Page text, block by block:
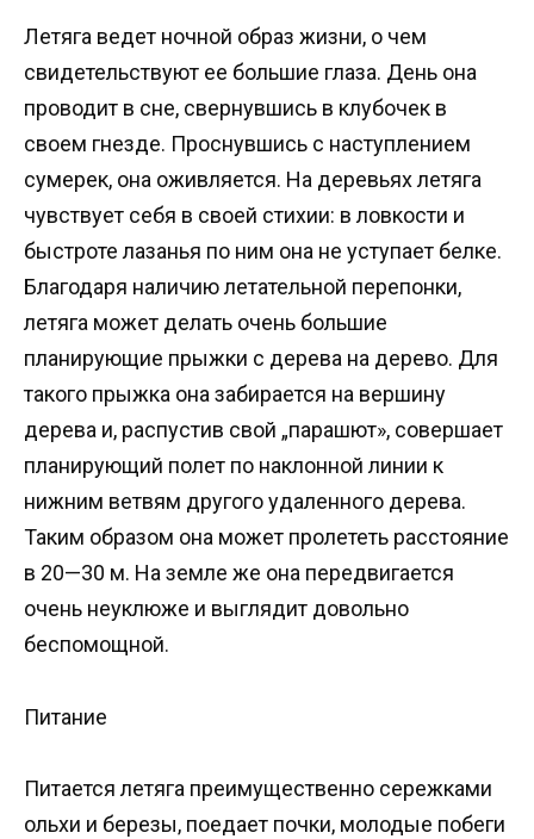
Летяга ведет ночной образ жизни, о чем
свидетельствуют ее большие глаза. День она
проводит в сне, свернувшись в клубочек в
своем гнезде. Проснувшись с наступлением
сумерек, она оживляется. На деревьях летяга
чувствует себя в своей стихии: в ловкости и
быстроте лазанья по ним она не уступает белке.
Благодаря наличию летательной перепонки,
летяга может делать очень большие
планирующие прыжки с дерева на дерево. Для
такого прыжка она забирается на вершину
дерева и, распустив свой „парашют», совершает
планирующий полет по наклонной линии к
нижним ветвям другого удаленного дерева.
Таким образом она может пролететь расстояние
в 20—30 м. На земле же она передвигается
очень неуклюже и выглядит довольно
беспомощной.
Питание
Питается летяга преимущественно сережками
ольхи и березы, поедает почки, молодые побеги